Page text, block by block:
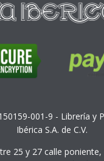
001-9 - Librería y
Ibérica S.A. de C.V.
25 y 27 calle